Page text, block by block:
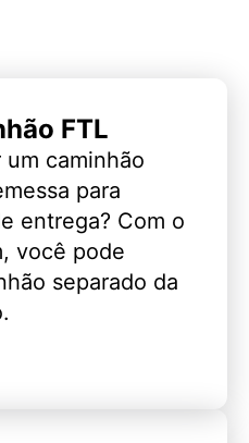
FTL
caminhão
para
entrega? Com o
você pode
separado da